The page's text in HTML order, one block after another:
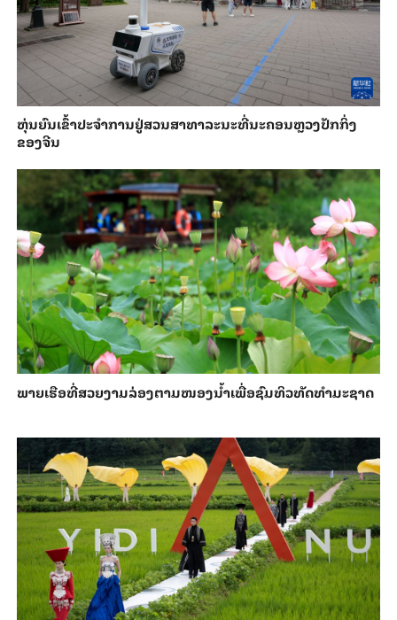
​ຫຸ່ນ​ຍົນ​ເຂົ້າ​ປະ​ຈຳ​ການ​ຢູ່​ສວນ​ສາ​ທາ​ລະ​ນະ​ທີ່​ນະ​ຄອນຫຼວງ​ປັກ​ກິ່ງ​
ຂອງ​ຈີນ
ພາຍ​ເຮືອທີ່​ສວຍ​ງາມ​ລ່ອງ​ຕາມ​​ໜອງນ້ຳ​​ເພື່ອ​ຊົມ​ທິວ​ທັດ​ທຳ​ມະ​ຊາດ